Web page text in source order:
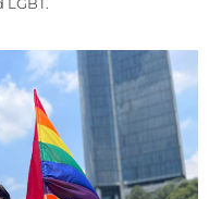
LGBT.